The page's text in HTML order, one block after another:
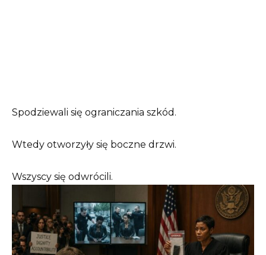
Spodziewali się ograniczania szkód.
Wtedy otworzyły się boczne drzwi.
Wszyscy się odwrócili.